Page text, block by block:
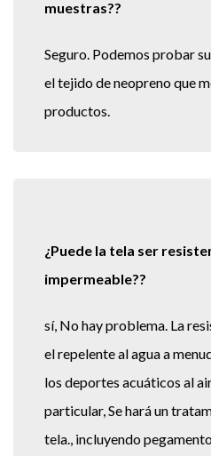
muestras??
Seguro. Podemos probar
el tejido de neopreno que
productos.
¿Puede la tela ser
impermeable??
sí, No hay problema. La
el repelente al agua a
los deportes acuáticos al
particular, Se hará un
tela., incluyendo